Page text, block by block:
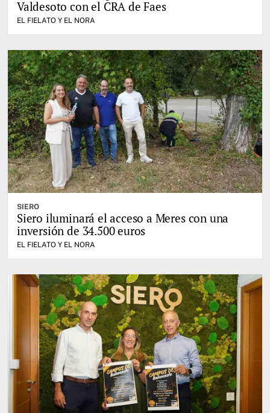
Valdesoto con el CRA de Faes
EL FIELATO Y EL NORA
SIERO
Siero iluminará el acceso a Meres con una
inversión de 34.500 euros
EL FIELATO Y EL NORA